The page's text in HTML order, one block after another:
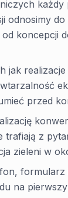
odnosimy
koncepcji
jak
przed
trafiają z
zieleni w
formularz
na